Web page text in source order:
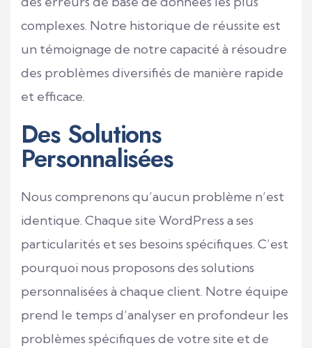
complexes. Notre historique de réussite est
un témoignage de notre capacité à résoudre
des problèmes diversifiés de manière rapide
et efficace.
Des Solutions
Personnalisées
Nous comprenons qu’aucun problème n’est
identique. Chaque site WordPress a ses
particularités et ses besoins spécifiques. C’est
pourquoi nous proposons des solutions
personnalisées à chaque client. Notre équipe
prend le temps d’analyser en profondeur les
problèmes spécifiques de votre site et de